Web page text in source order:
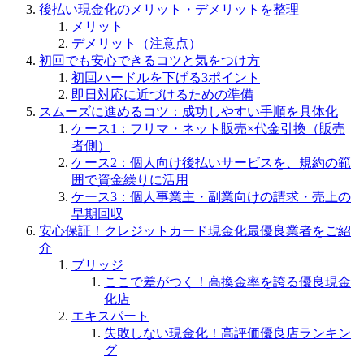
後払い現金化のメリット・デメリットを整理
メリット
デメリット（注意点）
初回でも安心できるコツと気をつけ方
初回ハードルを下げる3ポイント
即日対応に近づけるための準備
スムーズに進めるコツ：成功しやすい手順を具体化
ケース1：フリマ・ネット販売×代金引換（販売
者側）
ケース2：個人向け後払いサービスを、規約の範
囲で資金繰りに活用
ケース3：個人事業主・副業向けの請求・売上の
早期回収
安心保証！クレジットカード現金化最優良業者をご紹
介
ブリッジ
ここで差がつく！高換金率を誇る優良現金
化店
エキスパート
失敗しない現金化！高評価優良店ランキン
グ